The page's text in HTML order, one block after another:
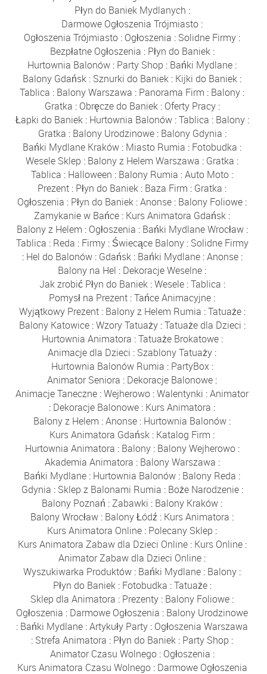
Płyn do Baniek Mydlanych :
Darmowe Ogłoszenia Trójmiasto :
Ogłoszenia Trójmiasto : Ogłoszenia : Solidne Firmy :
Bezpłatne Ogłoszenia : Płyn do Baniek:
Hurtownia Balonów : Party Shop : Bańki Mydlane :
Balony Gdańsk : Sznurki do Baniek : Kijki do Baniek :
Tablica : Balony Warszawa : Panorama Firm : Balony :
Gratka : Obręcze do Baniek: Oferty Pracy:
Łapki do Baniek: Hurtownia Balonów:Tablica : Balony:
Gratka : Balony Urodzinowe: Balony Gdynia :
Bańki Mydlane Kraków : Miasto Rumia : Fotobudka :
Wesele Sklep : Balony z Helem Warszawa : Gratka :
Tablica : Halloween : Balony Rumia :Auto Moto :
Prezent : Płyn do Baniek : Baza Firm : Gratka :
Ogłoszenia : Płyn do Baniek :Anonse : Balony Foliowe :
Zamykanie w Bańce : Kurs Animatora Gdańsk :
Balony z Helem : Ogłoszenia : Bańki Mydlane Wrocław:
Tablica : Reda : Firmy: Świecące Balony: Solidne Firmy
: Hel do Balonów: Gdańsk: Bańki Mydlane:Anonse:
Balony na Hel : Dekoracje Weselne :
Jak zrobić Płyn do Baniek:Wesele:Tablica :
Pomysł na Prezent :Tańce Animacyjne :
Wyjątkowy Prezent: Balony z Helem Rumia :Tatuaże:
Balony Katowice:Wzory Tatuaży:Tatuaże dla Dzieci :
Hurtownia Animatora :Tatuaże Brokatowe:
Animacje dla Dzieci : Szablony Tatuaży :
Hurtownia Balonów Rumia : PartyBox:
Animator Seniora : Dekoracje Balonowe :
Animacje Taneczne :Wejherowo :Walentynki :Animator
: Dekoracje Balonowe : Kurs Animatora :
Balony z Helem :Anonse : Hurtownia Balonów :
Kurs Animatora Gdańsk : Katalog Firm :
Hurtownia Animatora : Balony: Balony Wejherowo:
Akademia Animatora : Balony Warszawa :
Bańki Mydlane : Hurtownia Balonów : Balony Reda :
Gdynia : Sklep z Balonami Rumia : Boże Narodzenie:
Balony Poznań :Zabawki : Balony Kraków :
Balony Wrocław : Balony Łódź : Kurs Animatora :
Kurs Animatora Online : Polecany Sklep :
Kurs Animatora Zabaw dla Dzieci Online: Kurs Online:
Animator Zabaw dla Dzieci Online :
Wyszukiwarka Produktów : Bańki Mydlane : Balony :
Płyn do Baniek: Fotobudka :Tatuaże:
Sklep dla Animatora : Prezenty : Balony Foliowe :
Ogłoszenia : Darmowe Ogłoszenia : Balony Urodzinowe
: Bańki Mydlane :Artykuły Party : Ogłoszenia Warszawa
: Strefa Animatora : Płyn do Baniek : Party Shop :
Animator Czasu Wolnego: Ogłoszenia :
Kurs Animatora Czasu Wolnego: Darmowe Ogłoszenia